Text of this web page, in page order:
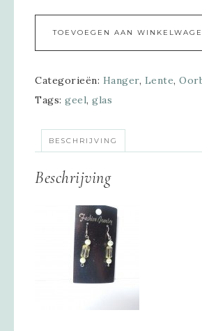
TOEVOEGEN AAN
Categorieën: Hanger, Lente,
Tags: geel, glas
BESCHRIJVING
Beschrijving